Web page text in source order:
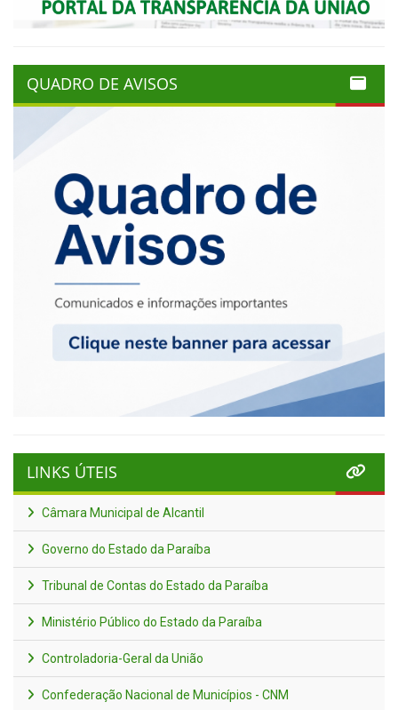
QUADRO DE AVISOS
LINKS ÚTEIS
Câmara Municipal de Alcantil
Governo do Estado da Paraíba
Tribunal de Contas do Estado da Paraíba
Ministério Público do Estado da Paraíba
Controladoria-Geral da União
Confederação Nacional de Municípios - CNM